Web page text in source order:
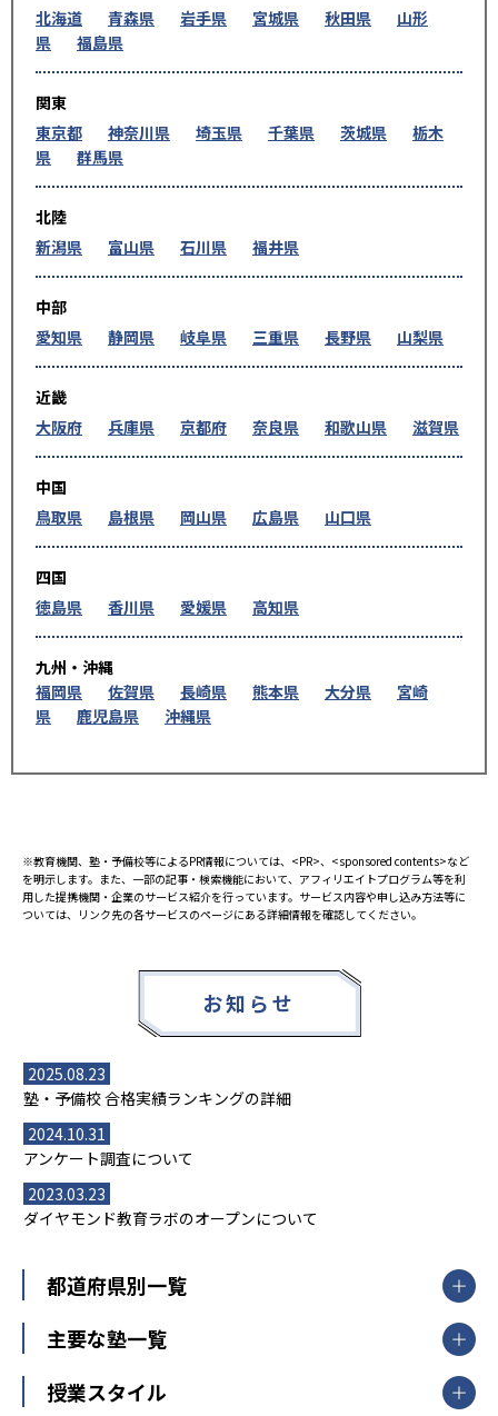
北海道
青森県 岩手県 宮城県 秋田県
山形
県
福島県
関東
東京都
神奈川県 埼玉県 千葉県 茨城県
栃木
県
群馬県
北陸
新潟県
富山県 石川県 福井県
中部
愛知県
静岡県 岐阜県 三重県 長野県 山梨県
近畿
大阪府
兵庫県 京都府 奈良県 和歌山県 滋賀県
中国
鳥取県
島根県 岡山県 広島県 山口県
四国
徳島県
香川県 愛媛県 高知県
九州・沖縄
福岡県
佐賀県 長崎県 熊本県 大分県
宮崎
県
鹿児島県 沖縄県
※教育機関、塾・予備校等によるPR情報については、<PR>、<sponsored contents>など
を明示します。また、一部の記事・検索機能において、アフィリエイトプログラム等を利
用した提携機関・企業のサービス紹介を行っています。サービス内容や申し込み方法等に
ついては、リンク先の各サービスのページにある詳細情報を確認してください。
お知らせ
2025.08.23
塾・予備校 合格実績ランキングの詳細
2024.10.31
アンケート調査について
2023.03.23
ダイヤモンド教育ラボのオープンについて
都道府県別一覧
北海道・東北
山形県
福島県
主要な塾一覧
【掲載塾一覧を見る】
授業スタイル